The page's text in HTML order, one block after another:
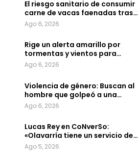
El riesgo sanitario de consumir
carne de vacas faenadas tras…
Ago 6, 2026
Rige un alerta amarillo por
tormentas y vientos para…
Ago 6, 2026
Violencia de género: Buscan al
hombre que golpeó a una…
Ago 6, 2026
Lucas Rey en CoNverSo:
«Olavarría tiene un servicio de…
Ago 5, 2026